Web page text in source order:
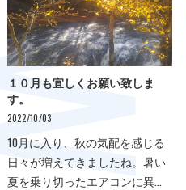
１０月も宜しくお願い致しま
す。
2022/10/03
10月に入り、秋の気配を感じる
日々が増えてきましたね。暑い
夏を乗り切ったエアコンに異変